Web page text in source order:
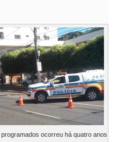
ocorreu há quatro anos